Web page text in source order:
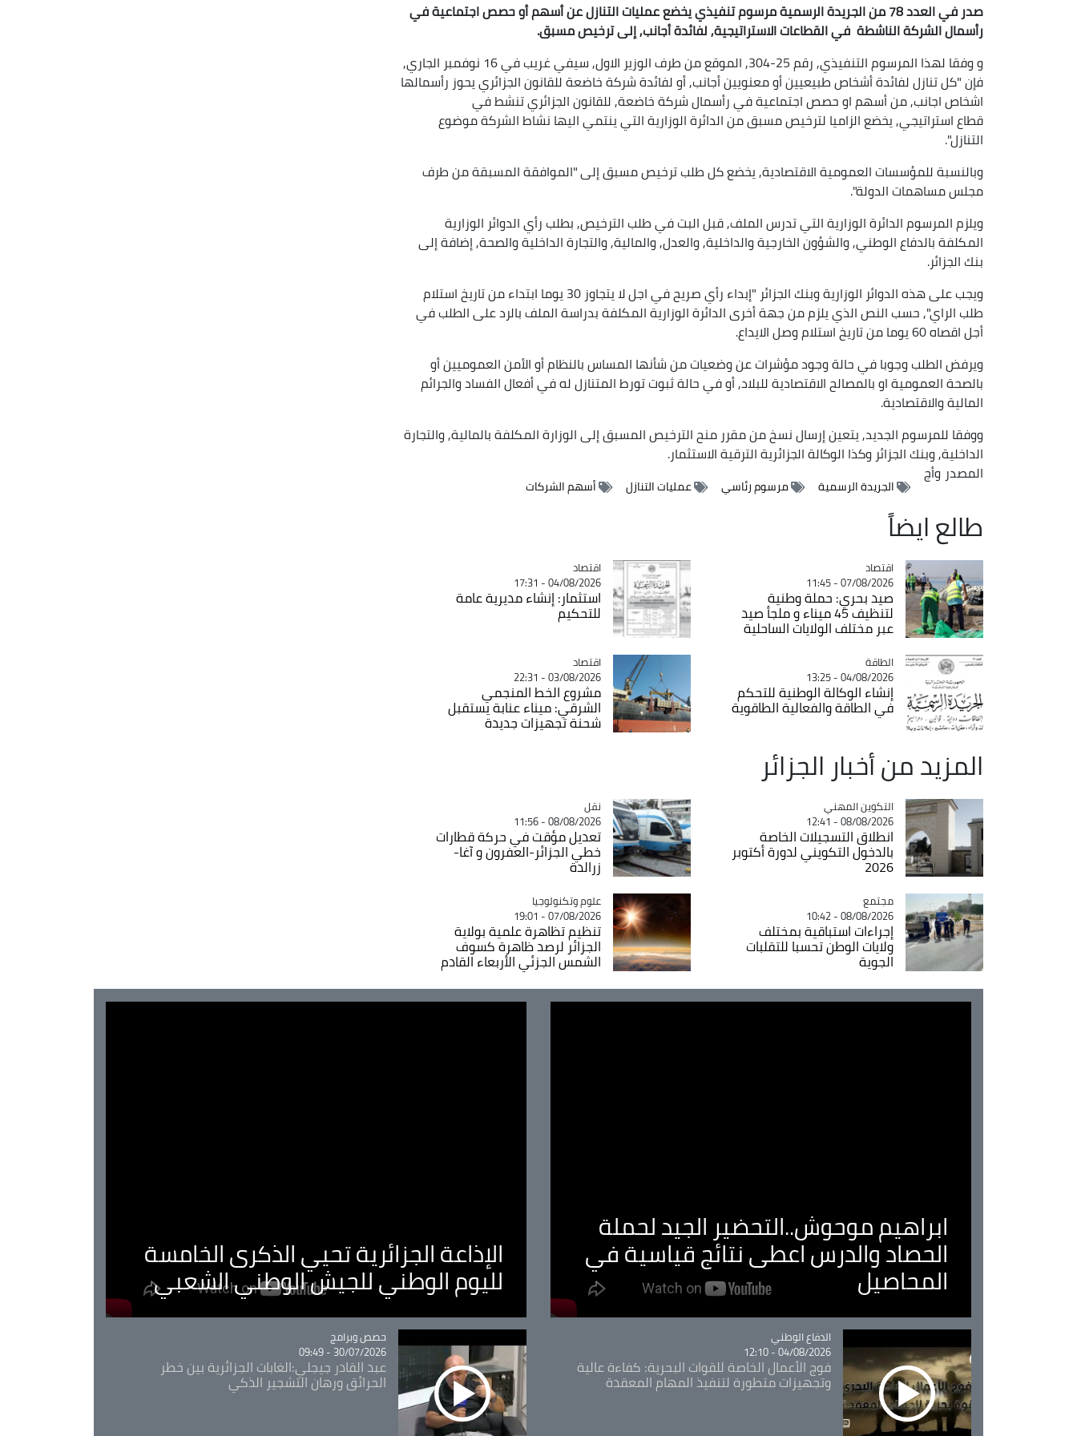
صدر في العدد 78 من الجريدة الرسمية مرسوم تنفيذي يخضع عمليات التنازل عن أسهم أو حصص اجتماعية في
رأسمال الشركة الناشطة في القطاعات الاستراتيجية, لفائدة أجانب, إلى ترخيص مسبق.
و وفقا لهذا المرسوم التنفيذي, رقم 25-304, الموقع من طرف الوزير الاول, سيفي غريب في 16 نوفمبر الجاري,
فإن "كل تنازل لفائدة أشخاص طبيعيين أو معنويين أجانب, أو لفائدة شركة خاضعة للقانون الجزائري يحوز رأسمالها
اشخاص اجانب, من أسهم او حصص اجتماعية في رأسمال شركة خاضعة, للقانون الجزائري تنشط في
قطاع استراتيجي, يخضع الزاميا لترخيص مسبق من الدائرة الوزارية التي ينتمي اليها نشاط الشركة موضوع
التنازل".
وبالنسبة للمؤسسات العمومية الاقتصادية, يخضع كل طلب ترخيص مسبق إلى "الموافقة المسبقة من طرف
مجلس مساهمات الدولة".
ويلزم المرسوم الدائرة الوزارية التي تدرس الملف, قبل البت في طلب الترخيص, بطلب رأي الدوائر الوزارية
المكلفة بالدفاع الوطني, والشؤون الخارجية والداخلية, والعدل, والمالية, والتجارة الداخلية والصحة, إضافة إلى
بنك الجزائر.
ويجب على هذه الدوائر الوزارية وبنك الجزائر "إبداء رأي صريح في اجل لا يتجاوز 30 يوما ابتداء من تاريخ استلام
طلب الراي", حسب النص الذي يلزم من جهة أخرى الدائرة الوزارية المكلفة بدراسة الملف بالرد على الطلب في
أجل اقصاه 60 يوما من تاريخ استلام وصل الايداع.
ويرفض الطلب وجوبا في حالة وجود مؤشرات عن وضعيات من شأنها المساس بالنظام أو الأمن العموميين أو
بالصحة العمومية او بالمصالح الاقتصادية للبلاد, أو في حالة ثبوت تورط المتنازل له في أفعال الفساد والجرائم
المالية والاقتصادية.
ووفقا للمرسوم الجديد, يتعين إرسال نسخ من مقرر منح الترخيص المسبق إلى الوزارة المكلفة بالمالية, والتجارة
الداخلية, وبنك الجزائر وكذا الوكالة الجزائرية الترقية الاستثمار.
المصدر وأج
الجريدة الرسمية مرسوم رئاسي عمليات التنازل أسهم الشركات
طالع ايضاً
Catégorie
اقتصاد
07/08/2026 - 11:45
صيد بحري: حملة وطنية
لتنظيف 45 ميناء و ملجأ صيد
عبر مختلف الولايات الساحلية
Catégorie
اقتصاد
04/08/2026 - 17:31
استثمار: إنشاء مديرية عامة
للتحكيم
Catégorie
الطاقة
04/08/2026 - 13:25
إنشاء الوكالة الوطنية للتحكم
في الطاقة والفعالية الطاقوية
Catégorie
اقتصاد
03/08/2026 - 22:31
مشروع الخط المنجمي
الشرقي: ميناء عنابة يستقبل
شحنة تجهيزات جديدة
المزيد من أخبار الجزائر
Catégorie
التكوين المهني
08/08/2026 - 12:41
انطلاق التسجيلات الخاصة
بالدخول التكويني لدورة أكتوبر
2026
Catégorie
نقل
08/08/2026 - 11:56
تعديل مؤقت في حركة قطارات
خطي الجزائر-العفرون و آغا-
زرالدة
Catégorie
مجتمع
08/08/2026 - 10:42
إجراءات استباقية بمختلف
ولايات الوطن تحسبا للتقلبات
الجوية
Catégorie
علوم وتكنولوجيا
07/08/2026 - 19:01
تنظيم تظاهرة علمية بولاية
الجزائر لرصد ظاهرة كسوف
الشمس الجزئي الأربعاء القادم
ابراهيم موحوش..التحضير الجيد لحملة
الحصاد والدرس اعطى نتائج قياسية في
المحاصيل
الإذاعة الجزائرية تحيي الذكرى الخامسة
لليوم الوطني للجيش الوطني الشعبي
Catégorie
الدفاع الوطني
04/08/2026 - 12:10
فوج الأعمال الخاصة للقوات البحرية: كفاءة عالية
وتجهيزات متطورة لتنفيذ المهام المعقدة
Catégorie
حصص وبرامج
30/07/2026 - 09:49
عبد القادر جيجلي:الغابات الجزائرية بين خطر
الحرائق ورهان التشجير الذكي